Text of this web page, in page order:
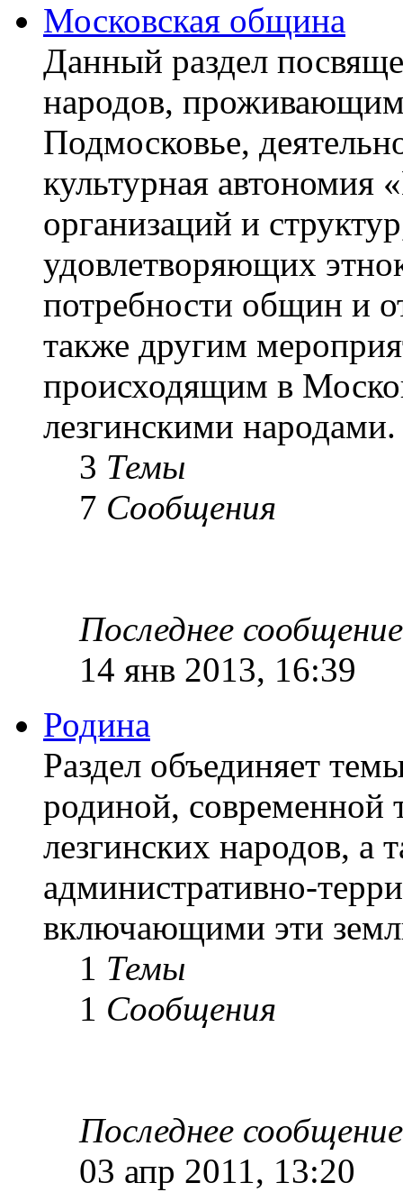
Московская община
Данный раздел
народов,
Подмосковье,
культурная автономия
организаций и
удовлетворяющих
потребности общин и
также другим
происходящим в
лезгинскими народами.
3 Темы
7 Сообщения
Последнее сообщение
14 янв 2013, 16:39
Родина
Раздел объединяет
родиной, современной
лезгинских народов, а
административно-
включающими эти
1 Темы
1 Сообщения
Последнее сообщение
03 апр 2011, 13:20